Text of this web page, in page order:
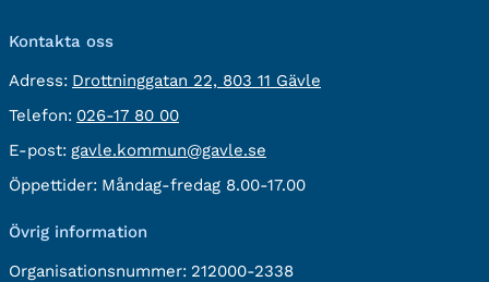
Kontakta oss
Adress: besöksadress:
Drottninggatan 22, 803 11 Gävle
Telefon: Telefon:
026-17 80 00
E-post: E-
post:
gavle.kommun@gavle.se
Öppettider: Måndag-fredag 8.00-17.00
Övrig information
Organisationsnummer: 212000-2338